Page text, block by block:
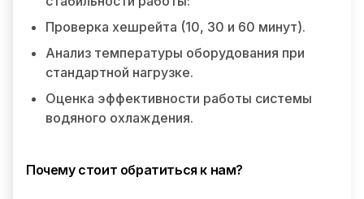
Проверка хешрейта (10, 30 и 60 минут).
Анализ температуры оборудования при
стандартной нагрузке.
Оценка эффективности работы системы
водяного охлаждения.
Почему стоит обратиться к нам?